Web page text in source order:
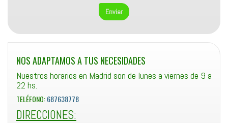
NOS ADAPTAMOS A TUS NECESIDADES
Nuestros horarios en Madrid son de lunes a viernes de 9 a
22 hs.
TELÉFONO:687638778
DIRECCIONES: